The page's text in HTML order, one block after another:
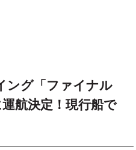
ング「ファイナル
航決定！現行船で